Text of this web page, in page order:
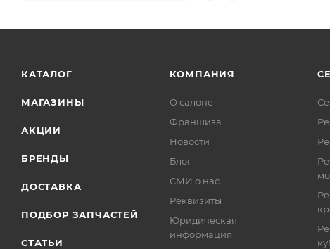
КАТАЛОГ
МАГАЗИНЫ
АКЦИИ
БРЕНДЫ
ДОСТАВКА
ПОДБОР ЗАПЧАСТЕЙ
СТАТЬИ
КОМПАНИЯ
О салоне
Франшиза
Новости
Блог
СМИ о нас
Реквизиты
Юридическая
информация